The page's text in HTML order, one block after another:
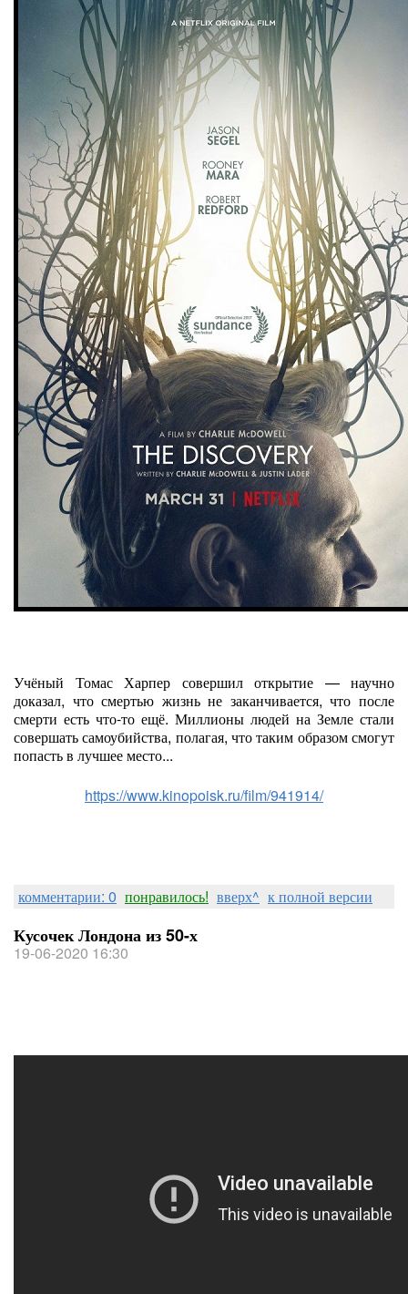
Учёный Томас Харпер совершил открытие — научно
доказал, что смертью жизнь не заканчивается, что после
смерти есть что-то ещё. Миллионы людей на Земле стали
совершать самоубийства, полагая, что таким образом смогут
попасть в лучшее место...
https://www.kinopoisk.ru/film/941914/
комментарии: 0 понравилось! вверх^ к полной версии
Кусочек Лондона из 50-х
19-06-2020 16:30